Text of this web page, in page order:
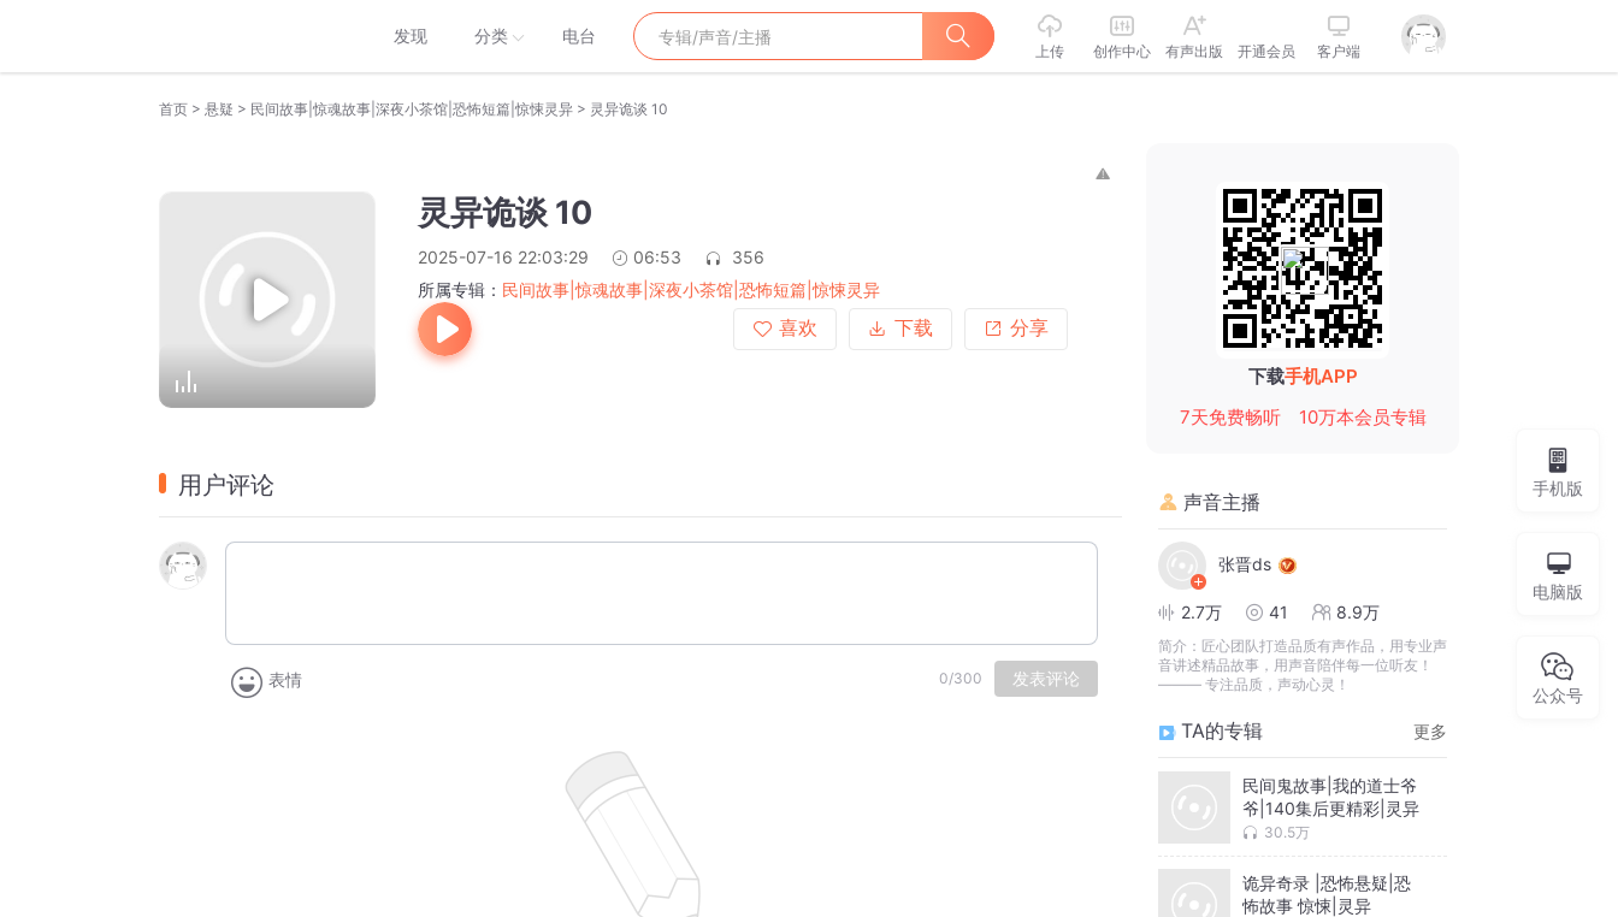
发现 分类 电台
上传 创作中心 有声出版 开通会员 客户端
首页 > 悬疑 > 民间故事|惊魂故事|深夜小茶馆|恐怖短篇|惊悚灵异 > 灵异诡谈 10
灵异诡谈 10
2025-07-16 22:03:29 06:53
356
所属专辑： 民间故事|惊魂故事|深夜小茶馆|恐怖短篇|惊悚灵异
喜欢
下载 分享
用户评论
表情 0/300 发表评论
下载手机APP
7天免费畅听
10万本会员专辑
声音主播
张晋ds
2.7万 41 8.9万
简介： 匠心团队打造品质有声作品，用专业声
音讲述精品故事，用声音陪伴每一位听友！
——— 专注品质，声动心灵！
TA的专辑 更多
民间鬼故事|我的道士爷
爷|140集后更精彩|灵异
30.5万
诡异奇录 |恐怖悬疑|恐
怖故事 惊悚|灵异
手机版
电脑版
公众号